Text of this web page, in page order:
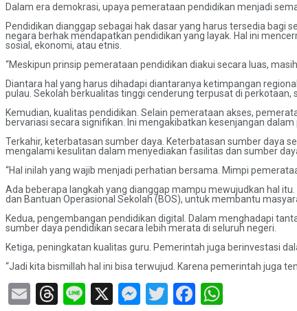
Dalam era demokrasi, upaya pemerataan pendidikan menjadi
Pendidikan dianggap sebagai hak dasar yang harus tersedia bagi
negara berhak mendapatkan pendidikan yang layak. Hal ini
sosial, ekonomi, atau etnis.
“Meskipun prinsip pemerataan pendidikan diakui secara luas,
Diantara hal yang harus dihadapi diantaranya ketimpangan
pulau. Sekolah berkualitas tinggi cenderung terpusat di
Kemudian, kualitas pendidikan. Selain pemerataan akses,
bervariasi secara signifikan. Ini mengakibatkan kesenjangan
Terkahir, keterbatasan sumber daya. Keterbatasan sumber daya
mengalami kesulitan dalam menyediakan fasilitas dan sumber
“Hal inilah yang wajib menjadi perhatian bersama. Mimpi
Ada beberapa langkah yang dianggap mampu mewujudkan hal
dan Bantuan Operasional Sekolah (BOS), untuk membantu
Kedua, pengembangan pendidikan digital. Dalam menghadapi
sumber daya pendidikan secara lebih merata di seluruh negeri.
Ketiga, peningkatan kualitas guru. Pemerintah juga berinvestasi
“Jadi kita bismillah hal ini bisa terwujud. Karena pemerintah juga
EmailThreads
Line
X Messenger
TwitterFacebook